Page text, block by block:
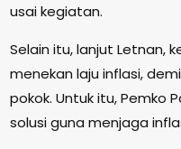
usai kegiatan.
Selain itu, lanjut Letnan,
menekan laju inflasi,
pokok. Untuk itu, Pemko
solusi guna menjaga